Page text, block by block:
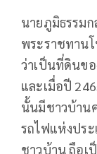
นาย​ภูมิธรรม​
พระราชทาน
ว่าเป็นที่ดินข
และเมื่อปี
นั้นมีชาวบ้าน
รถไฟแห่งปร
ชาวบ้าน ถือเ